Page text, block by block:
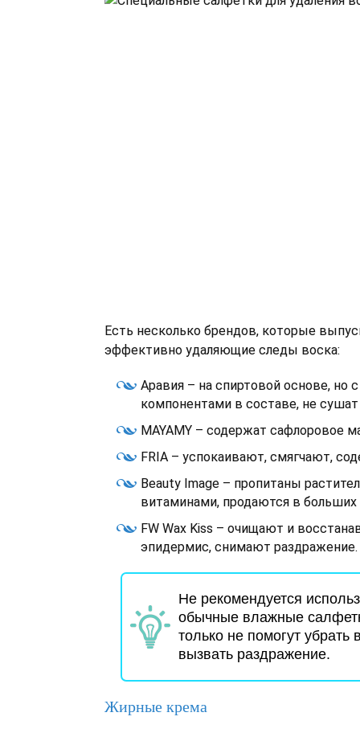
Есть несколько брендов, которые
эффективно удаляющие следы воска:
Аравия – на спиртовой основе,
компонентами в составе, не
MAYAMY – содержат сафлоровое
FRIA – успокаивают, смягчают,
Beauty Image – пропитаны
витаминами, продаются в больших
FW Wax Kiss – очищают и
эпидермис, снимают раздражение.
Не рекомендуется
обычные влажные
только не помогут убрать
вызвать раздражение.
Жирные крема